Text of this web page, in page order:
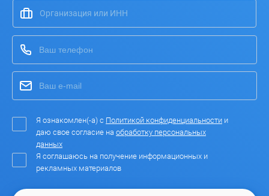
Я ознакомлен(-а) с Политикой конфиденциальности и
даю свое согласие на обработку персональных
данных
Я соглашаюсь на получение информационных и
рекламных материалов